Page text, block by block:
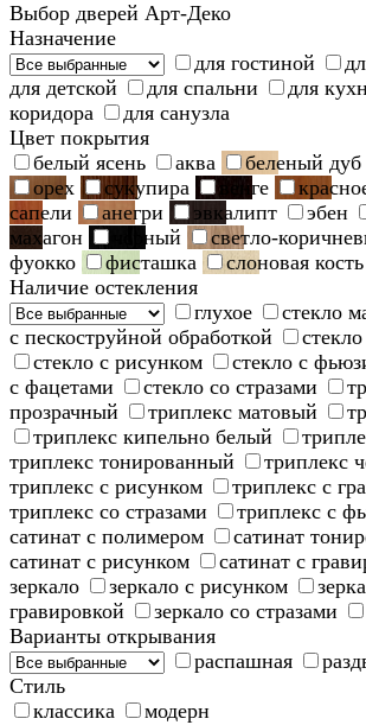
Выбор дверей Арт-Деко
Назначение
для гостиной
для детской
для спальни для
коридора
для санузла
Цвет покрытия
белый ясень
аква беленый дуб
орех
сукупира венге
сапели
анегри эвкалипт эбен
махагон
черный светло-
фуокко
фисташка слоновая кость
Наличие остекления
глухое
стекло
с пескоструйной обработкой
стекло с рисунком
стекло с
с фацетами
стекло со стразами
прозрачный
триплекс матовый
триплекс кипельно белый
триплекс тонированный
триплекс
триплекс с рисунком
триплекс с
триплекс со стразами
триплекс с
сатинат с полимером
сатинат
сатинат с рисунком
сатинат с
зеркало
зеркало с рисунком
гравировкой
зеркало со стразами
Варианты открывания
распашная
Стиль
классика
модерн